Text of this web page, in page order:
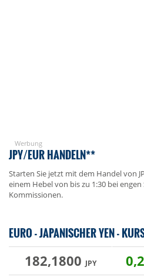
Werbung
JPY/EUR HANDELN**
Starten Sie jetzt mit dem Handel von
einem Hebel von bis zu 1:30 bei
Kommissionen.
EURO - JAPANISCHER YEN -
182,1800 JPY